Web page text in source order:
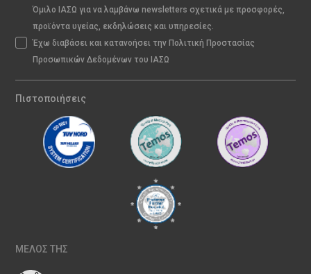
Όμιλο ΙΑΣΩ για να λαμβάνω newsletters σχετικά με προσφορές,
προϊόντα υγείας, εκδηλώσεις και υπηρεσίες.
Έχω διαβάσει και κατανοήσει την Πολιτική Προστασίας
Προσωπικών Δεδομένων του ΙΑΣΩ
Πιστοποιήσεις
ΜΕΛΟΣ ΤΗΣ